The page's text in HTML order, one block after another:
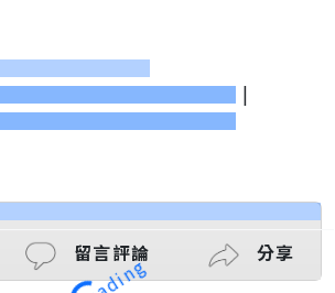
|
留言評論 分享